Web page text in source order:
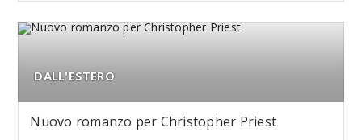
DALL'ESTERO
Nuovo romanzo per Christopher Priest